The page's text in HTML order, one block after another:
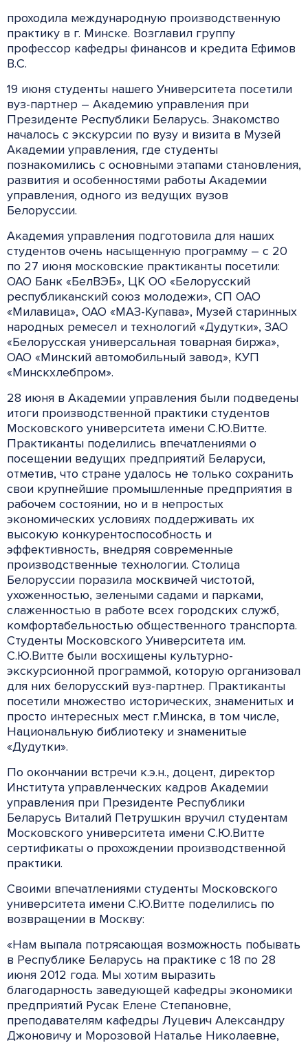
проходила международную производственную
практику в г. Минске. Возглавил группу
профессор кафедры финансов и кредита Ефимов
В.С.
19 июня студенты нашего Университета посетили
вуз-партнер – Академию управления при
Президенте Республики Беларусь. Знакомство
началось с экскурсии по вузу и визита в Музей
Академии управления, где студенты
познакомились с основными этапами становления,
развития и особенностями работы Академии
управления, одного из ведущих вузов
Белоруссии.
Академия управления подготовила для наших
студентов очень насыщенную программу – с 20
по 27 июня московские практиканты посетили:
ОАО Банк «БелВЭБ», ЦК ОО «Белорусский
республиканский союз молодежи», СП ОАО
«Милавица», ОАО «МАЗ-Купава», Музей старинных
народных ремесел и технологий «Дудутки», ЗАО
«Белорусская универсальная товарная биржа»,
ОАО «Минский автомобильный завод», КУП
«Минскхлебпром».
28 июня в Академии управления были подведены
итоги производственной практики студентов
Московского университета имени С.Ю.Витте.
Практиканты поделились впечатлениями о
посещении ведущих предприятий Беларуси,
отметив, что стране удалось не только сохранить
свои крупнейшие промышленные предприятия в
рабочем состоянии, но и в непростых
экономических условиях поддерживать их
высокую конкурентоспособность и
эффективность, внедряя современные
производственные технологии. Столица
Белоруссии поразила москвичей чистотой,
ухоженностью, зелеными садами и парками,
слаженностью в работе всех городских служб,
комфортабельностью общественного транспорта.
Cтуденты Московского Университета им.
С.Ю.Витте были восхищены культурно-
экскурсионной программой, которую организовал
для них белорусский вуз-партнер. Практиканты
посетили множество исторических, знаменитых и
просто интересных мест г.Минска, в том числе,
Национальную библиотеку и знаменитые
«Дудутки».
По окончании встречи к.э.н., доцент, директор
Института управленческих кадров Академии
управления при Президенте Республики
Беларусь Виталий Петрушкин вручил студентам
Московского университета имени С.Ю.Витте
сертификаты о прохождении производственной
практики.
Своими впечатлениями студенты Московского
университета имени С.Ю.Витте поделились по
возвращении в Москву:
«Нам выпала потрясающая возможность побывать
в Республике Беларусь на практике с 18 по 28
июня 2012 года. Мы хотим выразить
благодарность заведующей кафедры экономики
предприятий Русак Елене Степановне,
преподавателям кафедры Луцевич Александру
Джоновичу и Морозовой Наталье Николаевне,